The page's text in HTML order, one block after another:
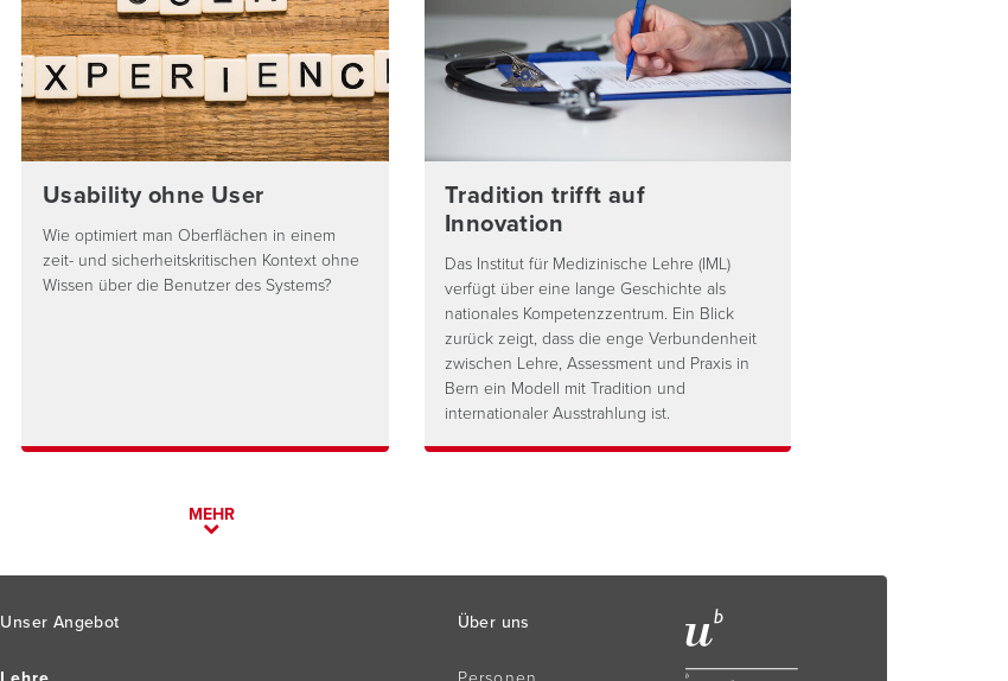
Usability ohne User
Wie optimiert man Oberflächen in einem
zeit- und sicherheitskritischen Kontext ohne
Wissen über die Benutzer des Systems?
Tradition trifft auf
Innovation
Das Institut für Medizinische Lehre (IML)
verfügt über eine lange Geschichte als
nationales Kompetenzzentrum. Ein Blick
zurück zeigt, dass die enge Verbundenheit
zwischen Lehre, Assessment und Praxis in
Bern ein Modell mit Tradition und
internationaler Ausstrahlung ist.
MEHR
Unser Angebot Über uns